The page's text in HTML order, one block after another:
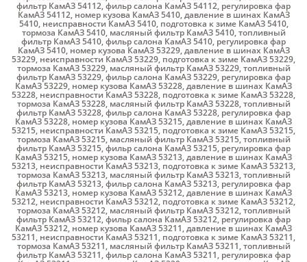
фильтр КамАЗ 54112,фильр салона КамАЗ 54112, регулировка фар
КамАЗ 54112, номер кузова КамАЗ 5410,давление в шинах КамАЗ
5410, неисправности КамАЗ 5410, подготовка к зиме КамАЗ 5410,
тормоза КамАЗ 5410, масляный фильтр КамАЗ 5410,топливный
фильтр КамАЗ 5410,фильр салона КамАЗ 5410, регулировка фар
КамАЗ 5410, номер кузова КамАЗ 53229,давление в шинах КамАЗ
53229, неисправности КамАЗ 53229, подготовка к зиме КамАЗ 53229,
тормоза КамАЗ 53229, масляный фильтр КамАЗ 53229,топливный
фильтр КамАЗ 53229,фильр салона КамАЗ 53229, регулировка фар
КамАЗ 53229, номер кузова КамАЗ 53228,давление в шинах КамАЗ
53228, неисправности КамАЗ 53228, подготовка к зиме КамАЗ 53228,
тормоза КамАЗ 53228, масляный фильтр КамАЗ 53228,топливный
фильтр КамАЗ 53228,фильр салона КамАЗ 53228, регулировка фар
КамАЗ 53228, номер кузова КамАЗ 53215,давление в шинах КамАЗ
53215, неисправности КамАЗ 53215, подготовка к зиме КамАЗ 53215,
тормоза КамАЗ 53215, масляный фильтр КамАЗ 53215,топливный
фильтр КамАЗ 53215,фильр салона КамАЗ 53215, регулировка фар
КамАЗ 53215, номер кузова КамАЗ 53213,давление в шинах КамАЗ
53213, неисправности КамАЗ 53213, подготовка к зиме КамАЗ 53213,
тормоза КамАЗ 53213, масляный фильтр КамАЗ 53213,топливный
фильтр КамАЗ 53213,фильр салона КамАЗ 53213, регулировка фар
КамАЗ 53213, номер кузова КамАЗ 53212,давление в шинах КамАЗ
53212, неисправности КамАЗ 53212, подготовка к зиме КамАЗ 53212,
тормоза КамАЗ 53212, масляный фильтр КамАЗ 53212,топливный
фильтр КамАЗ 53212,фильр салона КамАЗ 53212, регулировка фар
КамАЗ 53212, номер кузова КамАЗ 53211,давление в шинах КамАЗ
53211, неисправности КамАЗ 53211, подготовка к зиме КамАЗ 53211,
тормоза КамАЗ 53211, масляный фильтр КамАЗ 53211,топливный
фильтр КамАЗ 53211,фильр салона КамАЗ 53211, регулировка фар